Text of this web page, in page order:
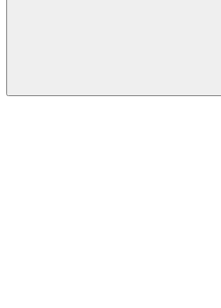
Buscar